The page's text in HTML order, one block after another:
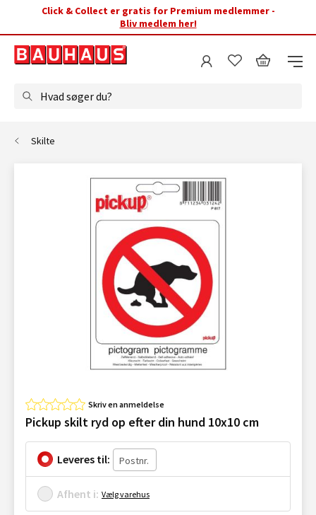
Click & Collect er gratis for Premium medlemmer -
Bliv medlem her!
Hvad søger du?
Skilte
Skriv en anmeldelse
Pickup skilt ryd op efter din hund 10x10 cm
Leveres til:
Afhent i: Vælg varehus